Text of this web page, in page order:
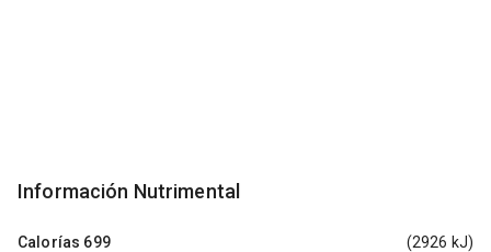
Información Nutrimental
Calorías 699 (2926 kJ)